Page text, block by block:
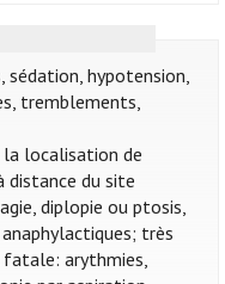
sédation, hypotension,
tremblements,
localisation de
distance du site
diplopie ou ptosis,
très
arythmies,